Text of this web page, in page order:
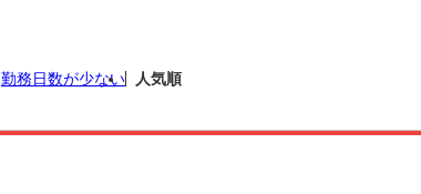
勤務日数が少ない 人気順